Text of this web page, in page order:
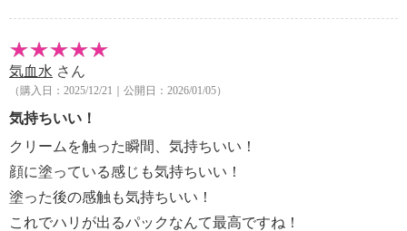
気血水 さん
（購入日：2025/12/21｜公開日：2026/01/05）
気持ちいい！
クリームを触った瞬間、気持ちいい！
顔に塗っている感じも気持ちいい！
塗った後の感触も気持ちいい！
これでハリが出るパックなんて最高ですね！